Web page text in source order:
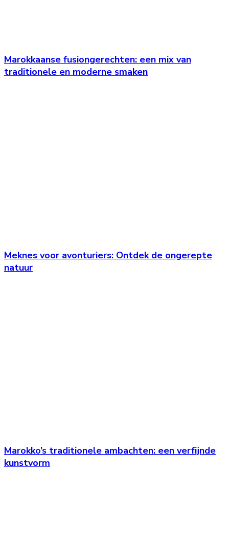
Marokkaanse fusiongerechten: een mix van
traditionele en moderne smaken
Meknes voor avonturiers: Ontdek de ongerepte
natuur
Marokko’s traditionele ambachten: een verfijnde
kunstvorm